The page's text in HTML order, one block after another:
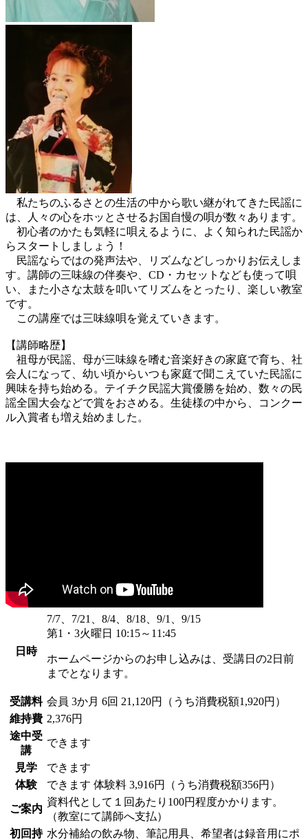
私たちのふるさとの生活の中から歌い継がれてきた民謡に
は、人々の心をホッとさせるお国自慢の唄が数々あります。
初心者のかたも気軽に唄えるように、よく知られた民謡か
らスタートしましょう！
民謡ならではの発声法や、リズムなどしっかりお伝えしま
す。講師の三味線の伴奏や、CD・カセットなども使って唄
い、また小さな太鼓を叩いてリズムをとったり、楽しい教室
です。
この講座では三味線唄を覚えていきます。
【講師略歴】
祖母が民謡、母が三味線を嗜む音楽好きの家庭で育ち、社
会人になって、幼い頃からいつも家庭で聞こえていた民謡に
興味を持ち始める。テイチク民謡大賞優勝を始め、数々の民
謡全国大会などで賞をおさめる。生徒様の中から、コンクー
ル入賞者も増え始めました。
日時
7/7、7/21、8/4、8/18、9/1、9/15
第1・3火曜日 10:15～11:45
ホームページからのお申し込みは、受講日の2日前
までとなります。
受講料 会員 3か月 6回 21,120円（うち消費税額1,920円）
維持費 2,376円
途中受
講
できます
見学
できます
体験
できます 体験料 3,916円（うち消費税額356円）
ご案内
資料代として１回あたり100円程度かかります。
（教室にて講師へ支払）
初回持 水分補給の飲み物、筆記用具、希望者は録音用にポ